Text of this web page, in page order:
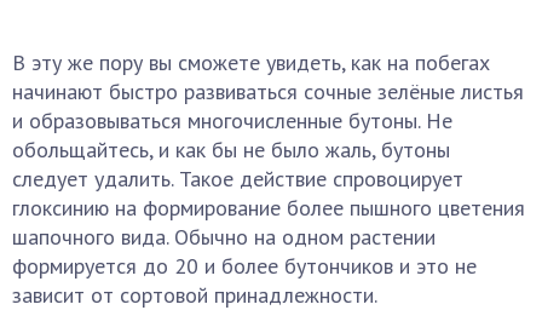
В эту же пору вы сможете увидеть, как на побегах
начинают быстро развиваться сочные зелёные листья
и образовываться многочисленные бутоны. Не
обольщайтесь, и как бы не было жаль, бутоны
следует удалить. Такое действие спровоцирует
глоксинию на формирование более пышного цветения
шапочного вида. Обычно на одном растении
формируется до 20 и более бутончиков и это не
зависит от сортовой принадлежности.